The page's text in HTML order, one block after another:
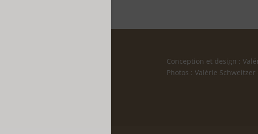
Conception et design :
Photos : Valérie